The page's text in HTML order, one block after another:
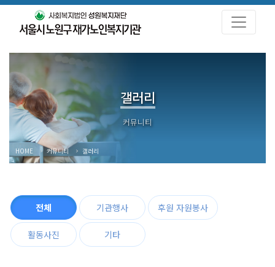
갤러리
HOME 커뮤니티 갤러리
전체 기관행사 후원 자원봉사
활동사진 기타